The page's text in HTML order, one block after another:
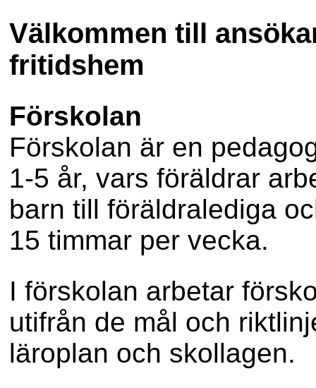
Välkommen till
fritidshem
Förskolan
Förskolan är en
1-5 år, vars föräldrar
barn till föräldralediga
15 timmar per vecka.
I förskolan arbetar
utifrån de mål och
läroplan och skollagen.